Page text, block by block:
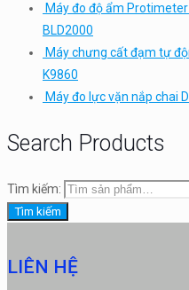
Máy đo độ ẩm
BLD2000
Máy chưng cất đạm tự
K9860
Máy đo lực vặn nắp chai
Search Products
Tìm kiếm:
Tìm kiếm
LIÊN HỆ